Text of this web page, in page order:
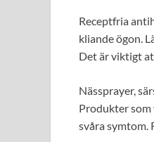
Receptfria
kliande ögon.
Det är viktigt
Nässprayer,
Produkter
svåra symtom.